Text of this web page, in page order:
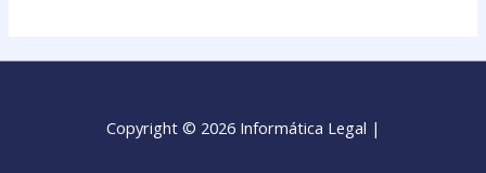
Copyright © 2026 Informática Legal |